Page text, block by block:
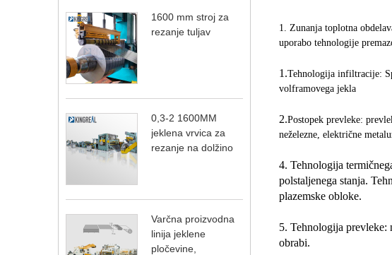
1600 mm stroj za
rezanje tuljav
0,3-2 1600MM
jeklena vrvica za
rezanje na dolžino
Varčna proizvodna
linija jeklene
pločevine,
1. Zunanja toplotna
uporabo tehnologije
1.Tehnologija infiltracije:
volframovega jekla
2.Postopek prevleke:
neželezne, električne
4. Tehnologija
polstaljenega stanja.
plazemske obloke.
5. Tehnologija prevleke:
obrabi.